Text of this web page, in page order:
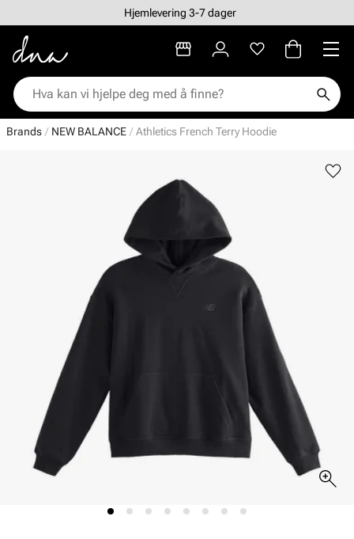
Hjemlevering 3-7 dager
Brands NEW BALANCE Athletics French Terry Hoodie